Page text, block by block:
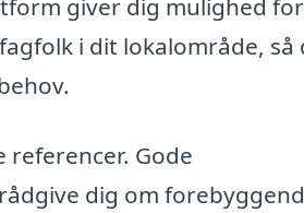
giver dig mulighed
i dit lokalområde, så
Gode
dig om